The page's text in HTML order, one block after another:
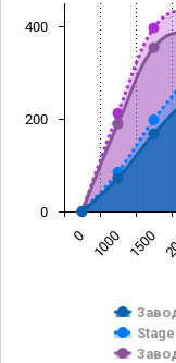
0 1000 1500
0
200
400